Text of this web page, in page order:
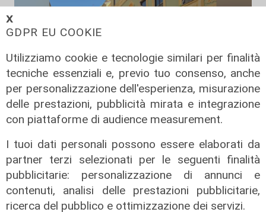
𝗫
GDPR EU COOKIE
Utilizziamo cookie e tecnologie similari per finalità
tecniche essenziali e, previo tuo consenso, anche
per personalizzazione dell'esperienza, misurazione
delle prestazioni, pubblicità mirata e integrazione
con piattaforme di audience measurement.
I tuoi dati personali possono essere elaborati da
partner terzi selezionati per le seguenti finalità
pubblicitarie: personalizzazione di annunci e
contenuti, analisi delle prestazioni pubblicitarie,
ricerca del pubblico e ottimizzazione dei servizi.
Ass. Viscogliosi a Telenord: "A
Puntavagno un'area cani al posto di
Mondobimbo 2. La pizzeria verrà
abbattuta, ampia area si affaccerà